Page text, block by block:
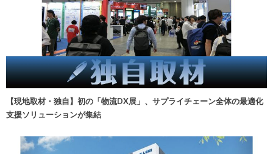
【現地取材・独自】初の「物流DX展」、サプライチェーン全体の最適化
支援ソリューションが集結